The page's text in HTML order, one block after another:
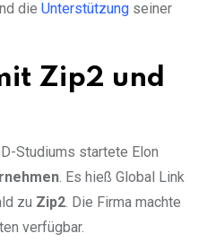
die Unterstützung seiner
Zip2 und
Studiums startete Elon
. Es hieß Global Link
zu Zip2. Die Firma machte
verfügbar.